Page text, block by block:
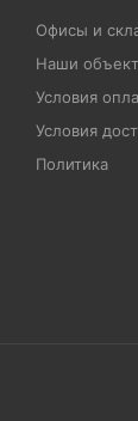
Офисы и
Наши
Условия
Условия
Политика